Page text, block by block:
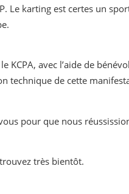
Le karting est certes un
KCPA, avec l’aide de
technique de cette
pour que nous
très bientôt.